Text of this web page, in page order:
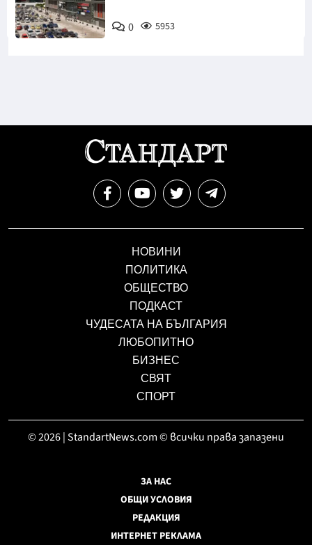
0 5953
НОВИНИ
ПОЛИТИКА
ОБЩЕСТВО
ПОДКАСТ
ЧУДЕСАТА НА БЪЛГАРИЯ
ЛЮБОПИТНО
БИЗНЕС
СВЯТ
СПОРТ
© 2026 | StandartNews.com © всички права запазени
ЗА НАС
ОБЩИ УСЛОВИЯ
РЕДАКЦИЯ
ИНТЕРНЕТ РЕКЛАМА